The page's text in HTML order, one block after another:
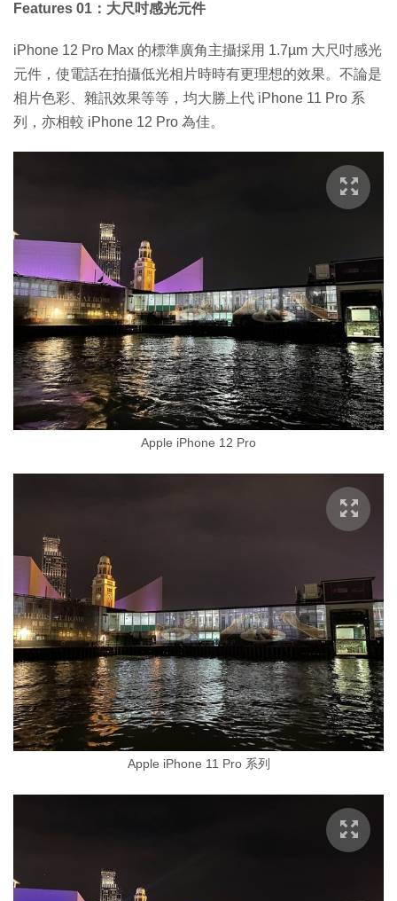
Features 01：大尺吋感光元件
iPhone 12 Pro Max 的標準廣角主攝採用 1.7µm 大尺吋感光
元件，使電話在拍攝低光相片時時有更理想的效果。不論是
相片色彩、雜訊效果等等，均大勝上代 iPhone 11 Pro 系
列，亦相較 iPhone 12 Pro 為佳。
Apple iPhone 12 Pro
Apple iPhone 11 Pro 系列